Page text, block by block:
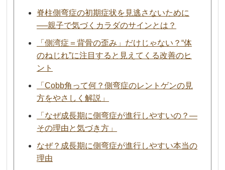
脊柱側弯症の初期症状を見逃さないために
──親子で気づくカラダのサインとは？
「側湾症＝背骨の歪み」だけじゃない？“体
のねじれ”に注目すると見えてくる改善のヒ
ント
「Cobb角って何？側弯症のレントゲンの見
方をやさしく解説」
「なぜ成長期に側弯症が進行しやすいの？―
その理由と気づき方」
なぜ？成長期に側弯症が進行しやすい本当の
理由